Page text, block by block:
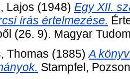
Lajos (1948) Egy XII.
írás értelmezése.
(26. 9). Magyar
Thomas (1885)A
Stampfel,